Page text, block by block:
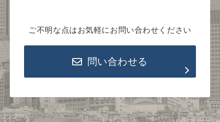
ご不明な点はお気軽にお問い合わせください
問い合わせる